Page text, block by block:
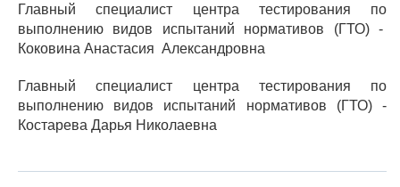
Главный специалист центра тестирования по
выполнению видов испытаний нормативов (ГТО) -
Коковина Анастасия Александровна
Главный специалист центра тестирования по
выполнению видов испытаний нормативов (ГТО) -
Костарева Дарья Николаевна